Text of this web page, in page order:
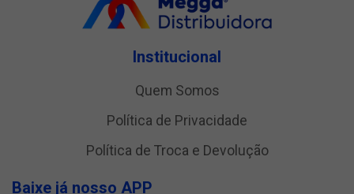
Institucional
Quem Somos
Política de Privacidade
Política de Troca e Devolução
Baixe já nosso APP